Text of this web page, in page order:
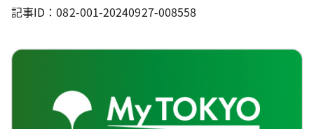
記事ID：082-001-20240927-008558